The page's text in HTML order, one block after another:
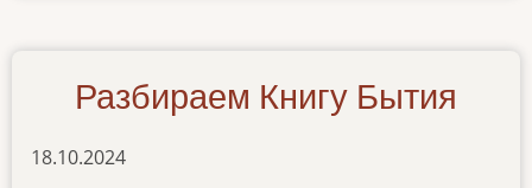
Разбираем Книгу Бытия
18.10.2024